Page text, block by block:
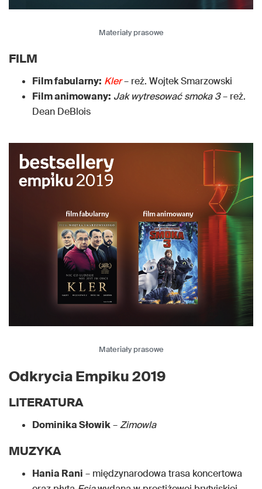
Materiały prasowe
FILM
Film fabularny: Kler– reż. Wojtek Smarzowski
Film animowany: Jak wytresować smoka 3– reż.
Dean DeBlois
Materiały prasowe
Odkrycia Empiku 2019
LITERATURA
Dominika Słowik–Zimowla
MUZYKA
Hania Rani – międzynarodowa trasa koncertowa